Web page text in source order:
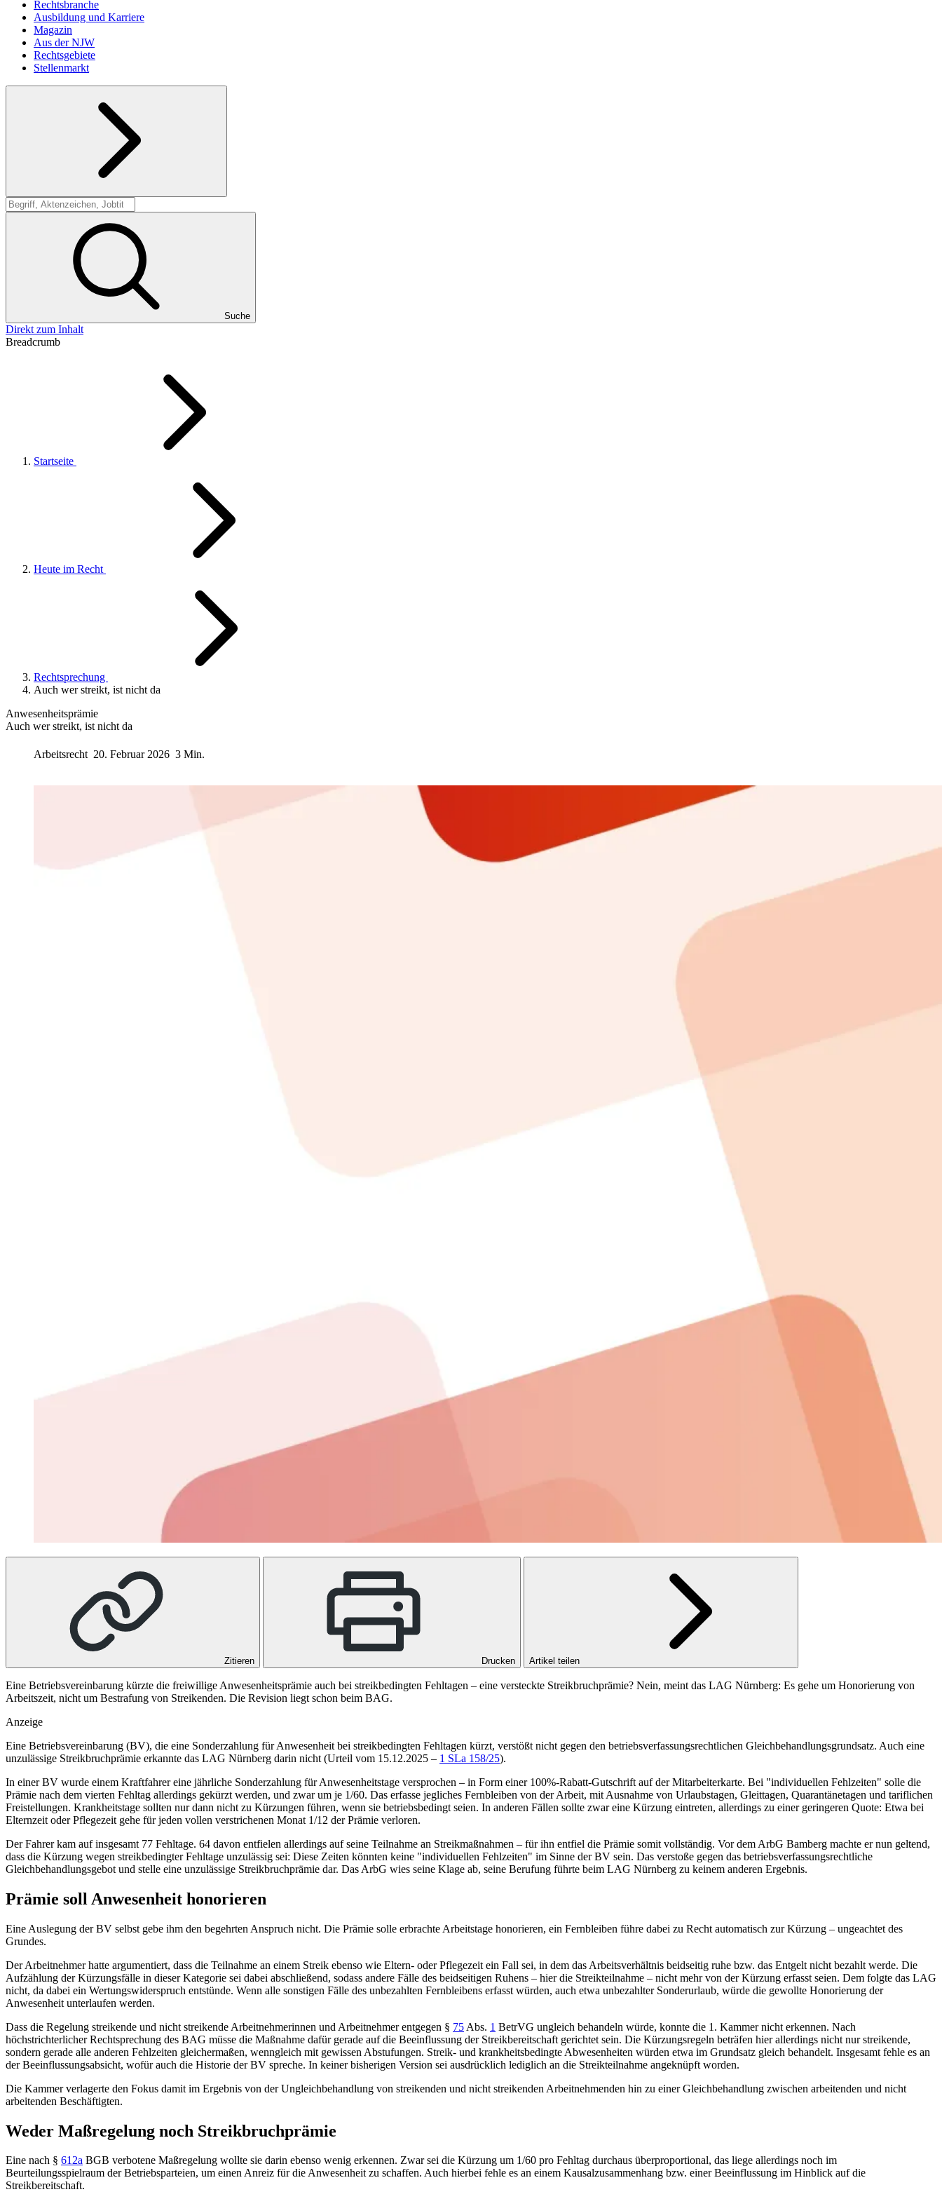
Rechtsbranche
Ausbildung und Karriere
Magazin
Aus der NJW
Rechtsgebiete
Stellenmarkt
Suche
Suche
Direkt zum Inhalt
Breadcrumb
Startseite
Heute im Recht
Rechtsprechung
Auch wer streikt, ist nicht da
Anwesenheitsprämie
Auch wer streikt, ist nicht da
Arbeitsrecht 20. Februar 2026 3 Min.
Zitieren Drucken Artikel teilen
Eine Betriebsvereinbarung kürzte die freiwillige Anwesenheitsprämie auch bei streikbedingten Fehltagen – eine versteckte Streikbruchprämie? Nein, meint das LAG Nürnberg: Es gehe um Honorierung von
Arbeitszeit, nicht um Bestrafung von Streikenden. Die Revision liegt schon beim BAG.
Anzeige
Eine Betriebsvereinbarung (BV), die eine Sonderzahlung für Anwesenheit bei streikbedingten Fehltagen kürzt, verstößt nicht gegen den betriebsverfassungsrechtlichen Gleichbehandlungsgrundsatz. Auch eine
unzulässige Streikbruchprämie erkannte das LAG Nürnberg darin nicht (Urteil vom 15.12.2025 – 1 SLa 158/25).
In einer BV wurde einem Kraftfahrer eine jährliche Sonderzahlung für Anwesenheitstage versprochen – in Form einer 100%-Rabatt-Gutschrift auf der Mitarbeiterkarte. Bei "individuellen Fehlzeiten" solle die
Prämie nach dem vierten Fehltag allerdings gekürzt werden, und zwar um je 1/60. Das erfasse jegliches Fernbleiben von der Arbeit, mit Ausnahme von Urlaubstagen, Gleittagen, Quarantänetagen und tariflichen
Freistellungen. Krankheitstage sollten nur dann nicht zu Kürzungen führen, wenn sie betriebsbedingt seien. In anderen Fällen sollte zwar eine Kürzung eintreten, allerdings zu einer geringeren Quote: Etwa bei
Elternzeit oder Pflegezeit gehe für jeden vollen verstrichenen Monat 1/12 der Prämie verloren.
Der Fahrer kam auf insgesamt 77 Fehltage. 64 davon entfielen allerdings auf seine Teilnahme an Streikmaßnahmen – für ihn entfiel die Prämie somit vollständig. Vor dem ArbG Bamberg machte er nun geltend,
dass die Kürzung wegen streikbedingter Fehltage unzulässig sei: Diese Zeiten könnten keine "individuellen Fehlzeiten" im Sinne der BV sein. Das verstoße gegen das betriebsverfassungsrechtliche
Gleichbehandlungsgebot und stelle eine unzulässige Streikbruchprämie dar. Das ArbG wies seine Klage ab, seine Berufung führte beim LAG Nürnberg zu keinem anderen Ergebnis.
Prämie soll Anwesenheit honorieren
Eine Auslegung der BV selbst gebe ihm den begehrten Anspruch nicht. Die Prämie solle erbrachte Arbeitstage honorieren, ein Fernbleiben führe dabei zu Recht automatisch zur Kürzung – ungeachtet des
Grundes.
Der Arbeitnehmer hatte argumentiert, dass die Teilnahme an einem Streik ebenso wie Eltern- oder Pflegezeit ein Fall sei, in dem das Arbeitsverhältnis beidseitig ruhe bzw. das Entgelt nicht bezahlt werde. Die
Aufzählung der Kürzungsfälle in dieser Kategorie sei dabei abschließend, sodass andere Fälle des beidseitigen Ruhens – hier die Streikteilnahme – nicht mehr von der Kürzung erfasst seien. Dem folgte das LAG
nicht, da dabei ein Wertungswiderspruch entstünde. Wenn alle sonstigen Fälle des unbezahlten Fernbleibens erfasst würden, auch etwa unbezahlter Sonderurlaub, würde die gewollte Honorierung der
Anwesenheit unterlaufen werden.
Dass die Regelung streikende und nicht streikende Arbeitnehmerinnen und Arbeitnehmer entgegen § 75 Abs. 1 BetrVG ungleich behandeln würde, konnte die 1. Kammer nicht erkennen. Nach
höchstrichterlicher Rechtsprechung des BAG müsse die Maßnahme dafür gerade auf die Beeinflussung der Streikbereitschaft gerichtet sein. Die Kürzungsregeln beträfen hier allerdings nicht nur streikende,
sondern gerade alle anderen Fehlzeiten gleichermaßen, wenngleich mit gewissen Abstufungen. Streik- und krankheitsbedingte Abwesenheiten würden etwa im Grundsatz gleich behandelt. Insgesamt fehle es an
der Beeinflussungsabsicht, wofür auch die Historie der BV spreche. In keiner bisherigen Version sei ausdrücklich lediglich an die Streikteilnahme angeknüpft worden.
Die Kammer verlagerte den Fokus damit im Ergebnis von der Ungleichbehandlung von streikenden und nicht streikenden Arbeitnehmenden hin zu einer Gleichbehandlung zwischen arbeitenden und nicht
arbeitenden Beschäftigten.
Weder Maßregelung noch Streikbruchprämie
Eine nach § 612a BGB verbotene Maßregelung wollte sie darin ebenso wenig erkennen. Zwar sei die Kürzung um 1/60 pro Fehltag durchaus überproportional, das liege allerdings noch im
Beurteilungsspielraum der Betriebsparteien, um einen Anreiz für die Anwesenheit zu schaffen. Auch hierbei fehle es an einem Kausalzusammenhang bzw. einer Beeinflussung im Hinblick auf die
Streikbereitschaft.